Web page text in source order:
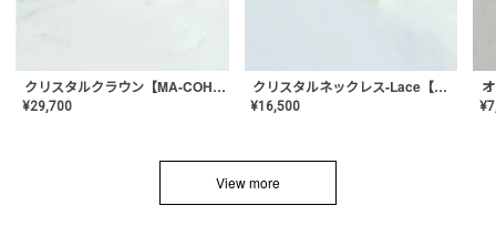
クリスタルクラウン【MA-COHD-01】韓国風クラウン/ウェディングクラウン/ティアラ
¥29,700
クリスタルネックレス-Lace【MA-CONL-02】
¥16,500 ¥
View more